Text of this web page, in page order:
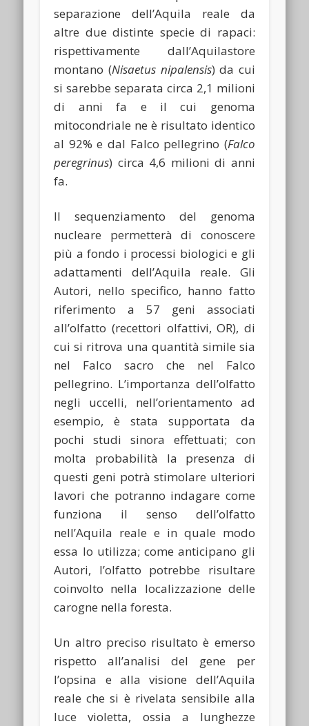
separazione dell’Aquila reale da
altre due distinte specie di rapaci:
rispettivamente dall’Aquilastore
montano (Nisaetus nipalensis) da cui
si sarebbe separata circa 2,1 milioni
di anni fa e il cui genoma
mitocondriale ne è risultato identico
al 92% e dal Falco pellegrino (Falco
peregrinus) circa 4,6 milioni di anni
fa.
Il sequenziamento del genoma
nucleare permetterà di conoscere
più a fondo i processi biologici e gli
adattamenti dell’Aquila reale. Gli
Autori, nello specifico, hanno fatto
riferimento a 57 geni associati
all’olfatto (recettori olfattivi, OR), di
cui si ritrova una quantità simile sia
nel Falco sacro che nel Falco
pellegrino. L’importanza dell’olfatto
negli uccelli, nell’orientamento ad
esempio, è stata supportata da
pochi studi sinora effettuati; con
molta probabilità la presenza di
questi geni potrà stimolare ulteriori
lavori che potranno indagare come
funziona il senso dell’olfatto
nell’Aquila reale e in quale modo
essa lo utilizza; come anticipano gli
Autori, l’olfatto potrebbe risultare
coinvolto nella localizzazione delle
carogne nella foresta.
Un altro preciso risultato è emerso
rispetto all’analisi del gene per
l’opsina e alla visione dell’Aquila
reale che si è rivelata sensibile alla
luce violetta, ossia a lunghezze